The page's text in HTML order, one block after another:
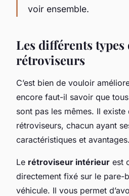
voir ensemble.
Les différents types
rétroviseurs
C’est bien de vouloir
encore faut-il savoir que
sont pas les mêmes. Il
rétroviseurs, chacun ayant
caractéristiques et avantages.
Le rétroviseur intérieur est
directement fixé sur le pare-
véhicule. Il vous permet